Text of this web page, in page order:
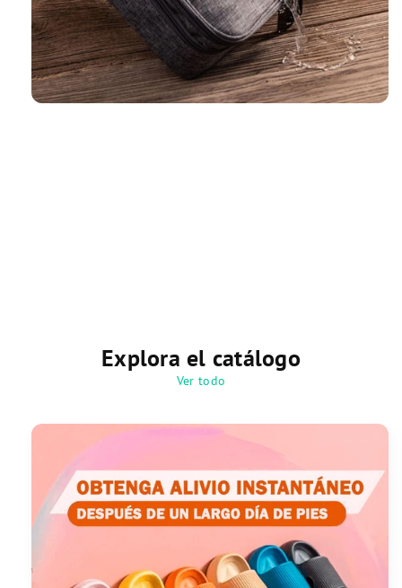
Explora el catálogo
Ver todo